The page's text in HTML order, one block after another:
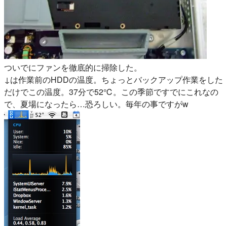
ついでにファンを徹底的に掃除した。
↓は作業前のHDDの温度。ちょっとバックアップ作業をした
だけでこの温度。37分で52℃。この季節ですでにこれなの
で、夏場になったら…恐ろしい。毎年の事ですがw